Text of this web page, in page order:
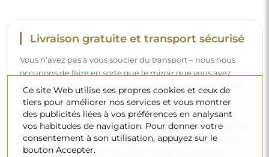
Livraison gratuite et transport sécurisé
Vous n’avez pas à vous soucier du transport – nous nous
occupons de faire en sorte que le miroir que vous avez
commandé arrive en toute sécurité entre vos mains, et ce,
complètement gratuitement. Nous disposons de notre
propre flotte de véhicules et de personnel formé, c’est
pourquoi nous pouvons vous garantir que le miroir arrivera
en parfait état, sans frais supplémentaires. Même si vous
commandez un miroir de grande taille, vous pouvez
Ce site Web utilise ses propres cookies et ceux de
tiers pour améliorer nos services et vous montrer
des publicités liées à vos préférences en analysant
vos habitudes de navigation. Pour donner votre
consentement à son utilisation, appuyez sur le
bouton Accepter.